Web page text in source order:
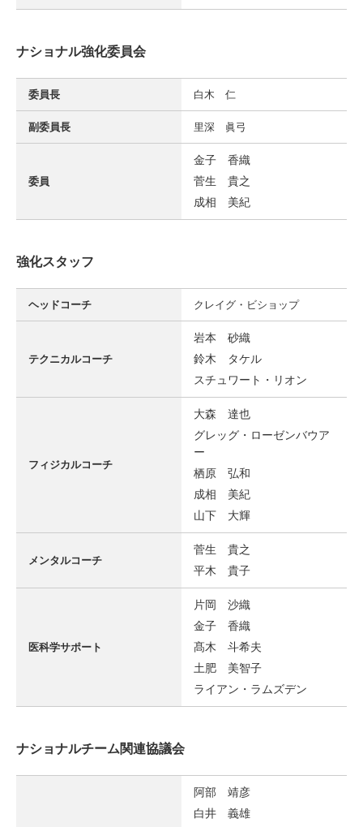
ナショナル強化委員会
委員長 白木 仁
副委員長 里深 眞弓
委員
金子 香織
菅生 貴之
成相 美紀
強化スタッフ
ヘッドコーチ クレイグ・ビショップ
テクニカルコーチ
岩本 砂織
鈴木 タケル
スチュワート・リオン
フィジカルコーチ
大森 達也
グレッグ・ローゼンバウア
ー
栖原 弘和
成相 美紀
山下 大輝
メンタルコーチ
菅生 貴之
平木 貴子
医科学サポート
片岡 沙織
金子 香織
髙木 斗希夫
土肥 美智子
ライアン・ラムズデン
ナショナルチーム関連協議会
阿部 靖彦
白井 義雄